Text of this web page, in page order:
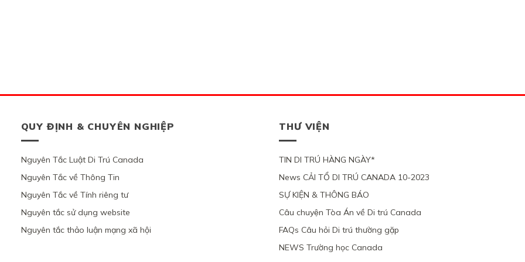
QUY ĐỊNH & CHUYÊN NGHIỆP
Nguyên Tắc Luật Di Trú Canada
Nguyên Tắc về Thông Tin
Nguyên Tắc về Tính riêng tư
Nguyên tắc sử dụng website
Nguyên tắc thảo luận mạng xã hội
THƯ VIỆN
TIN DI TRÚ HÀNG NGÀY*
News CẢI TỔ DI TRÚ CANADA 10-2023
SỰ KIỆN & THÔNG BÁO
Câu chuyện Tòa Án về Di trú Canada
FAQs Câu hỏi Di trú thường gặp
NEWS Trường học Canada